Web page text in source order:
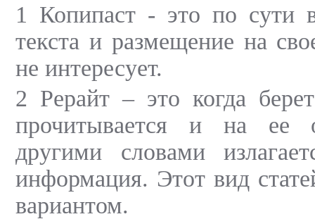
1 Копипаст - это по сути
текста и размещение на
не интересует.
2 Рерайт – это когда
прочитывается и на ее
другими словами
информация. Этот вид
вариантом.